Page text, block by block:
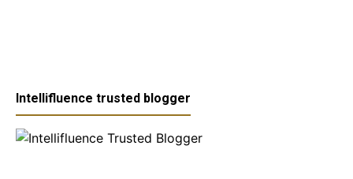
Intellifluence trusted blogger